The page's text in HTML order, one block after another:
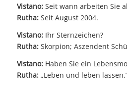
Vistano: Seit wann arbeiten Sie
Rutha:Seit August 2004.
Vistano: Ihr Sternzeichen?
Rutha:Skorpion; Aszendent
Vistano: Haben Sie ein
Rutha:„Leben und leben